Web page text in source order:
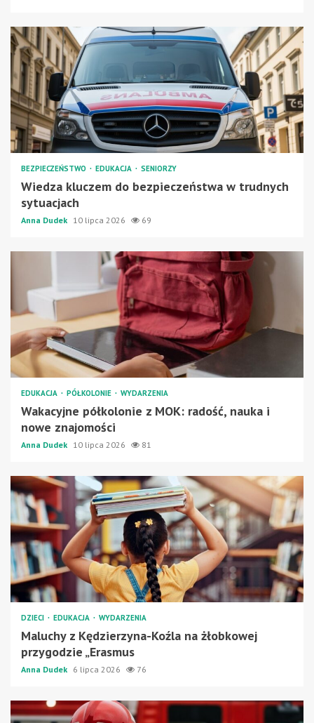
BEZPIECZEŃSTWO EDUKACJA SENIORZY
Wiedza kluczem do bezpieczeństwa w trudnych
sytuacjach
Anna Dudek 10 lipca 2026 69
EDUKACJA PÓŁKOLONIE WYDARZENIA
Wakacyjne półkolonie z MOK: radość, nauka i
nowe znajomości
Anna Dudek 10 lipca 2026 81
DZIECI EDUKACJA WYDARZENIA
Maluchy z Kędzierzyna-Koźla na żłobkowej
przygodzie „Erasmus
Anna Dudek 6 lipca 2026 76